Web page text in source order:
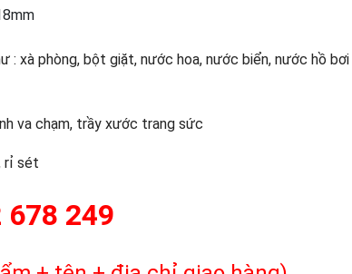
xà phòng, bột giặt, nước hoa, nước biển, nước hồ
va chạm, trầy xước trang sức
rỉ sét
678 249